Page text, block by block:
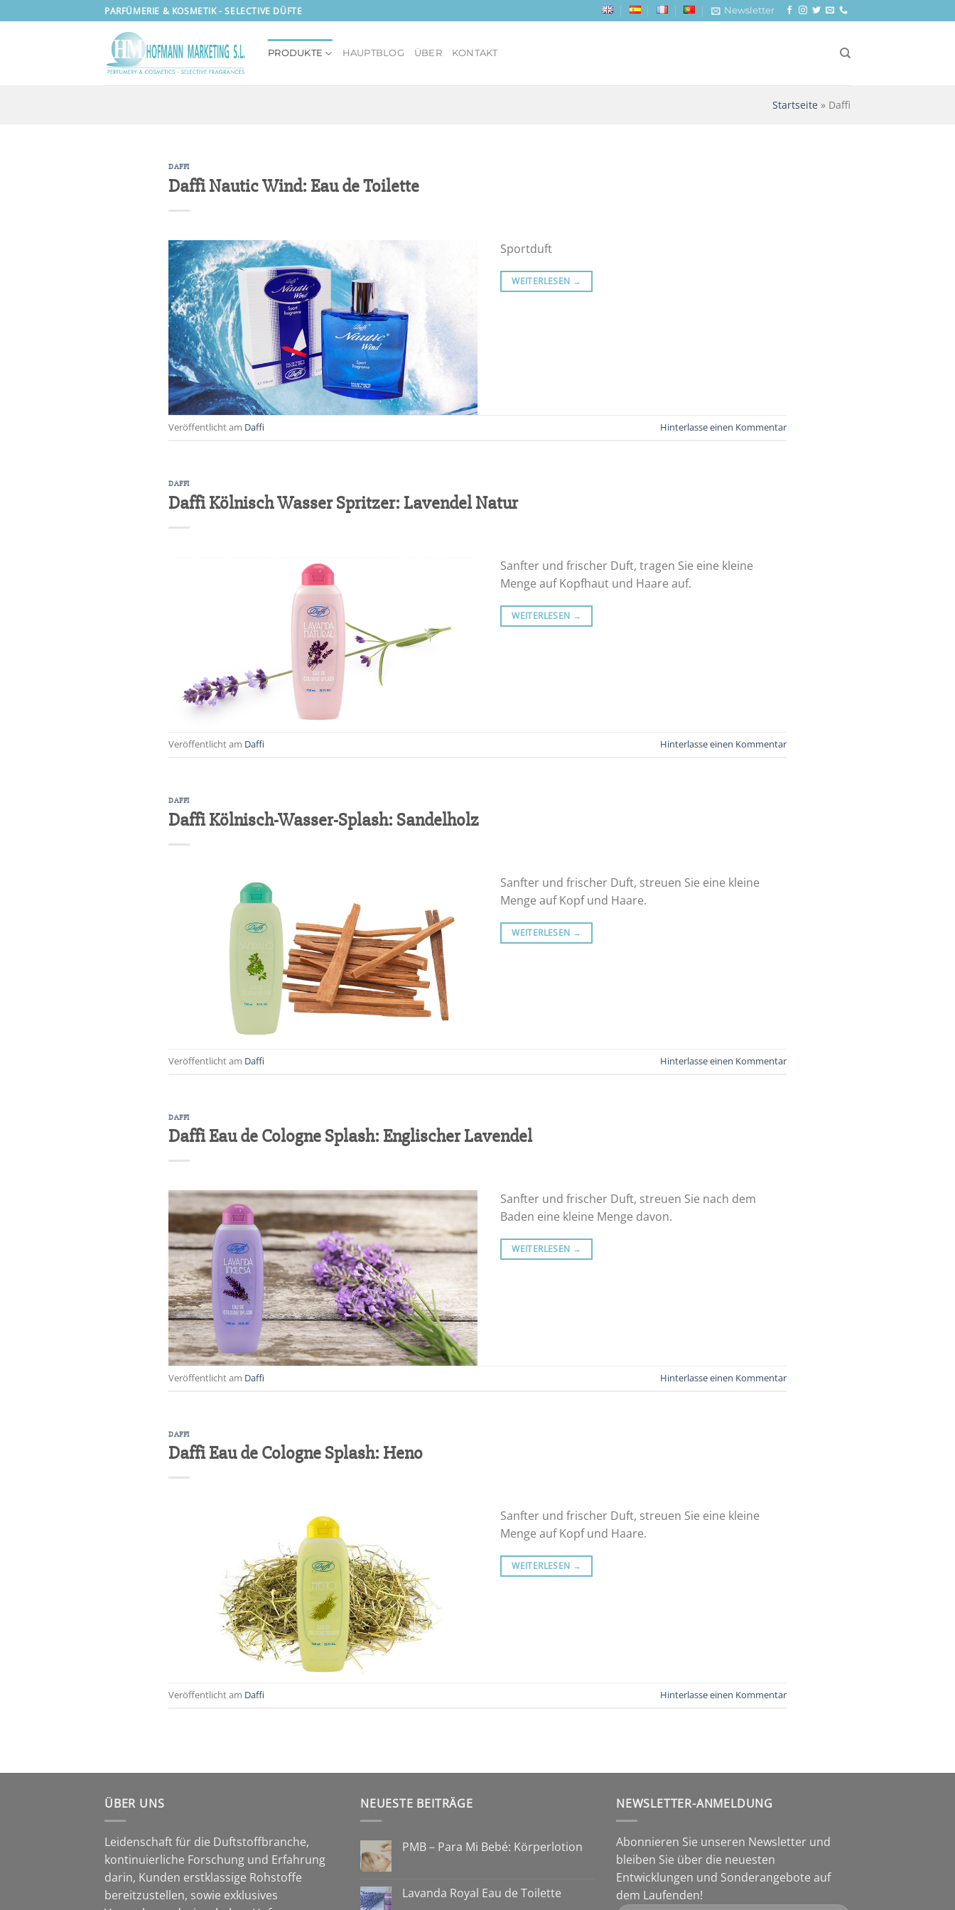
Inhalt
PARFÜMERIE & KOSMETIK - SELECTIVE DÜFTE Newsletter
PRODUKTE HAUPTBLOG ÜBER KONTAKT
Startseite » Daffi
DAFFI
Daffi Nautic Wind: Eau de Toilette
Sportduft
WEITERLESEN →
Veröffentlicht am Daffi Hinterlasse einen Kommentar
DAFFI
Daffi Kölnisch Wasser Spritzer: Lavendel Natur
Sanfter und frischer Duft, tragen Sie eine kleine
Menge auf Kopfhaut und Haare auf.
WEITERLESEN →
Veröffentlicht am Daffi Hinterlasse einen Kommentar
DAFFI
Daffi Kölnisch-Wasser-Splash: Sandelholz
Sanfter und frischer Duft, streuen Sie eine kleine
Menge auf Kopf und Haare.
WEITERLESEN →
Veröffentlicht am Daffi Hinterlasse einen Kommentar
DAFFI
Daffi Eau de Cologne Splash: Englischer Lavendel
Sanfter und frischer Duft, streuen Sie nach dem
Baden eine kleine Menge davon.
WEITERLESEN →
Veröffentlicht am Daffi Hinterlasse einen Kommentar
DAFFI
Daffi Eau de Cologne Splash: Heno
Sanfter und frischer Duft, streuen Sie eine kleine
Menge auf Kopf und Haare.
WEITERLESEN →
Veröffentlicht am Daffi Hinterlasse einen Kommentar
ÜBER UNS
Leidenschaft für die Duftstoffbranche,
kontinuierliche Forschung und Erfahrung
darin, Kunden erstklassige Rohstoffe
bereitzustellen, sowie exklusives
NEUESTE BEITRÄGE
PMB – Para Mi Bebé: Körperlotion
Lavanda Royal Eau de Toilette
NEWSLETTER-ANMELDUNG
Abonnieren Sie unseren Newsletter und
bleiben Sie über die neuesten
Entwicklungen und Sonderangebote auf
dem Laufenden!